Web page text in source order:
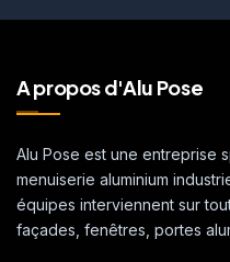
A propos d'Alu Pose
Alu Pose est une entreprise
menuiserie aluminium
équipes interviennent sur
façades, fenêtres, portes